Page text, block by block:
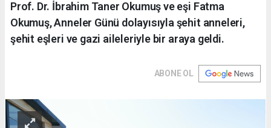
Prof. Dr. İbrahim Taner Okumuş ve eşi Fatma
Okumuş, Anneler Günü dolayısıyla şehit anneleri,
şehit eşleri ve gazi aileleriyle bir araya geldi.
ABONE OL